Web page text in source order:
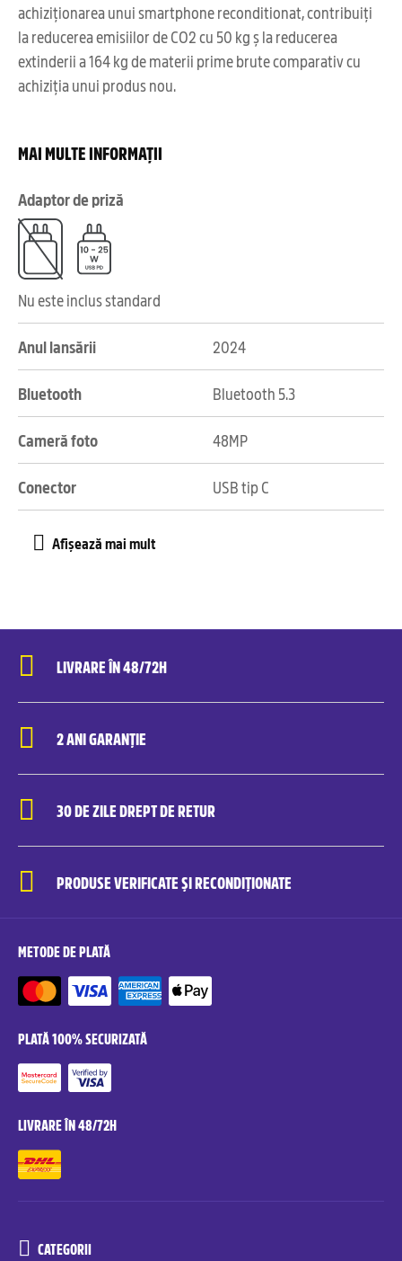
achiziționarea unui smartphone reconditionat, contribuiți
la reducerea emisiilor de CO2 cu 50 kg ș la reducerea
extinderii a 164 kg de materii prime brute comparativ cu
achiziția unui produs nou.
MAI MULTE INFORMAȚII
Adaptor de priză
Nu este inclus standard
Anul lansării 2024
Bluetooth Bluetooth 5.3
Cameră foto 48MP
Conector USB tip C
LIVRARE ÎN 48/72H
2 ANI GARANȚIE
30 DE ZILE DREPT DE RETUR
PRODUSE VERIFICATE ȘI RECONDIȚIONATE
METODE DE PLATĂ
PLATĂ 100% SECURIZATĂ
LIVRARE ÎN 48/72H
CATEGORII